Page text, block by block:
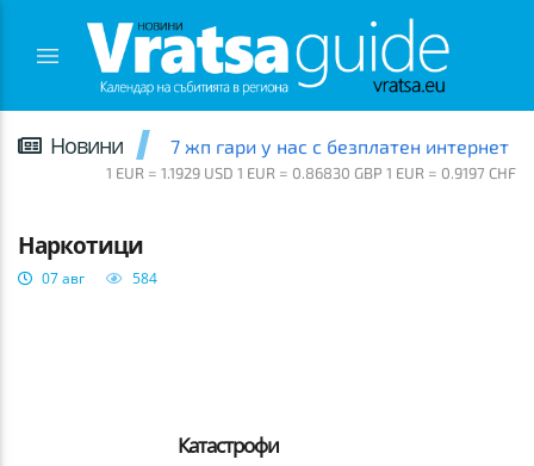
Новини 7 жп гари у нас с безплатен интернет
1 EUR = 1.1929 USD 1 EUR = 0.86830 GBP 1 EUR = 0.9197 CHF
Наркотици
07 авг 584
Катастрофи